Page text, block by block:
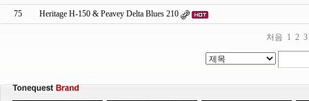
75
Heritage H-150 & Peavey Delta Blues 210
처음 1 2 3